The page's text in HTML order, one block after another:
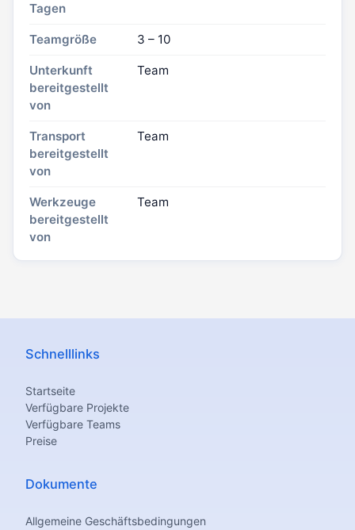
Tagen
Teamgröße 3 – 10
Unterkunft
bereitgestellt
von
Team
Transport
bereitgestellt
von
Team
Werkzeuge
bereitgestellt
von
Team
Schnelllinks
Startseite
Verfügbare Projekte
Verfügbare Teams
Preise
Dokumente
Allgemeine Geschäftsbedingungen